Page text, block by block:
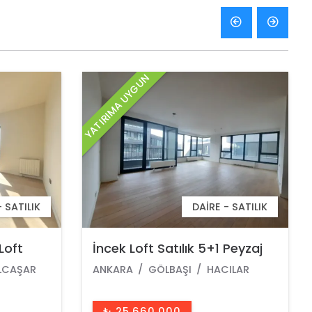
SATILIK
YATIRIMA UYGUN
DAIRE - SATILIK
Krediye Uygun İncek Loft
Satılık 2+1 Dubleks Şehir
ANKARA GÖLBAŞI HACILAR